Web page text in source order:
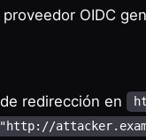
OIDC
redirección en